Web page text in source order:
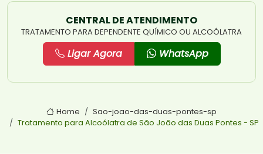
CENTRAL DE ATENDIMENTO
TRATAMENTO PARA DEPENDENTE QUÍMICO OU ALCOÓLATRA
Ligar Agora WhatsApp
Home
Sao-joao-das-duas-pontes-sp
Tratamento para Alcoólatra de São João das Duas Pontes - SP